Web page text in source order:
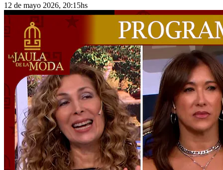
12 de mayo 2026, 20:15hs